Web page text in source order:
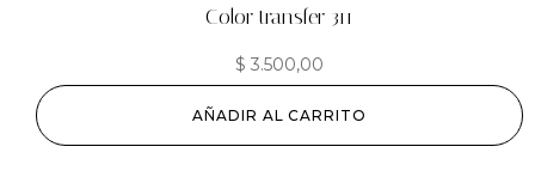
Color transfer 311
$ 3.500,00
AÑADIR AL CARRITO